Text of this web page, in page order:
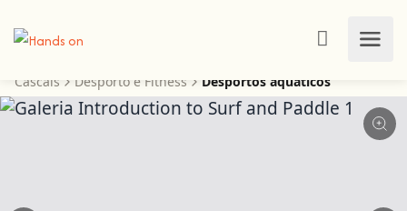
Cascais Desporto e Fitness Desportos aquáticos